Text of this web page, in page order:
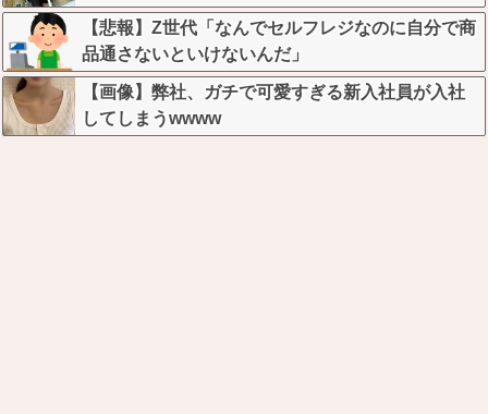
【悲報】Z世代「なんでセルフレジなのに自分で商
品通さないといけないんだ」
【画像】弊社、ガチで可愛すぎる新入社員が入社
してしまうwwww